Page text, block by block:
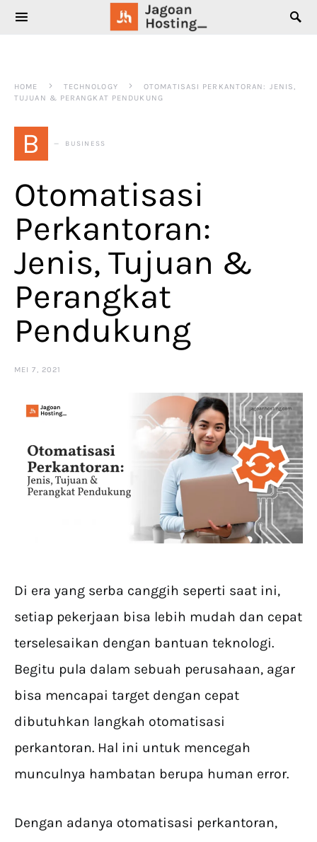
SEARCH FOR:
HOME TECHNOLOGY
OTOMATISASI PERKANTORAN: JENIS,
TUJUAN & PERANGKAT PENDUKUNG
B BUSINESS
Otomatisasi
Perkantoran:
Jenis, Tujuan &
Perangkat
Pendukung
MEI 7, 2021
Di era yang serba canggih seperti saat ini,
setiap pekerjaan bisa lebih mudah dan cepat
terselesaikan dengan bantuan teknologi.
Begitu pula dalam sebuah perusahaan, agar
bisa mencapai target dengan cepat
dibutuhkan langkah otomatisasi
perkantoran. Hal ini untuk mencegah
munculnya hambatan berupa human error.
Dengan adanya otomatisasi perkantoran,